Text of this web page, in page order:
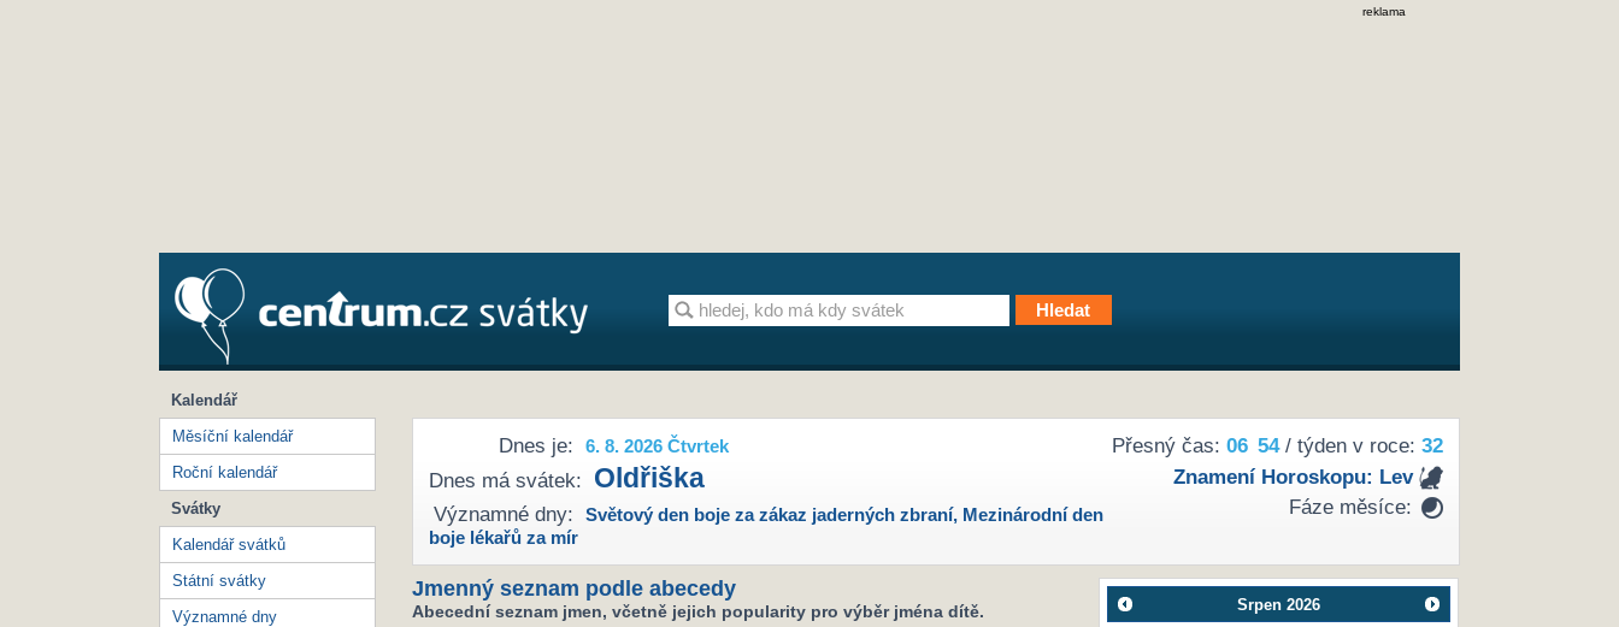
reklama
Přesný čas: 06 54/ týden v roce: 32
Znamení Horoskopu: Lev
Fáze měsíce:
Dnes je: 6. 8. 2026 Čtvrtek
Dnes má svátek: Oldřiška
Významné dny: Světový den boje za zákaz jaderných zbraní, Mezinárodní den
boje lékařů za mír
Jmenný seznam podle abecedy
Abecední seznam jmen, včetně jejich popularity pro výběr jména dítě. Srpen 2026
Kalendář
Měsíční kalendář
Roční kalendář
Svátky
Kalendář svátků
Státní svátky
Významné dny